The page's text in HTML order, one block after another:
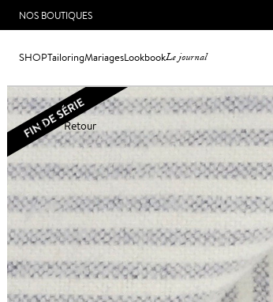
NOS BOUTIQUES
SHOPTailoringMariagesLookbookLe journal
Retour